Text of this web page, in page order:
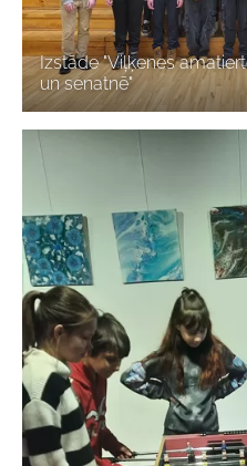
Izstāde "Viļķenes
un senatnē"